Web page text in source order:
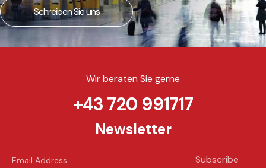
Schreiben Sie uns
Wir beraten Sie gerne
+43 720 991717
Newsletter
Subscribe